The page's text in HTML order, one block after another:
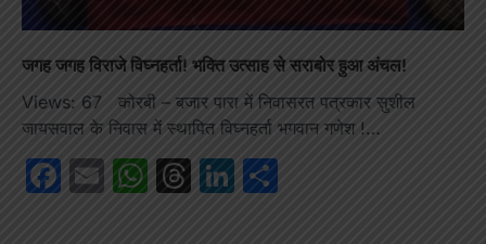
जगह जगह विराजे विघ्नहर्ता! भक्ति उत्साह से सराबोर हुआ अंचल!
Views: 67 कोरबी – बजार पारा में निवासरत पत्रकार सुशील
जायसवाल के निवास में स्थापित विघ्नहर्ता भगवान गणेश !…
Facebook
EmailWhatsApp
Threads
LinkedIn